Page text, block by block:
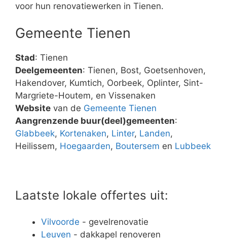
voor hun renovatiewerken in Tienen.
Gemeente Tienen
Stad: Tienen
Deelgemeenten: Tienen, Bost, Goetsenhoven,
Hakendover, Kumtich, Oorbeek, Oplinter, Sint-
Margriete-Houtem, en Vissenaken
Website van de Gemeente Tienen
Aangrenzende buur(deel)gemeenten:
Glabbeek, Kortenaken, Linter, Landen,
Heilissem, Hoegaarden, Boutersem en Lubbeek
Laatste lokale offertes uit:
Vilvoorde - gevelrenovatie
Leuven - dakkapel renoveren